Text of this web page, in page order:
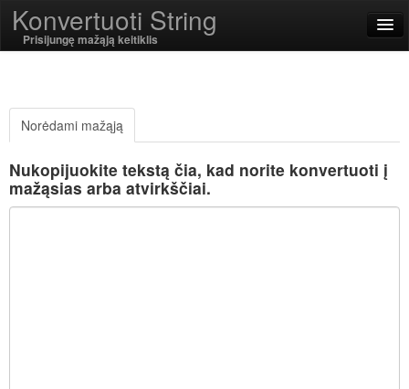
Konvertuoti String
Prisijungę mažąją keitiklis
Lietuvių
SSL On
Norėdami mažąją
Nukopijuokite tekstą čia, kad norite konvertuoti į
mažąsias arba atvirkščiai.